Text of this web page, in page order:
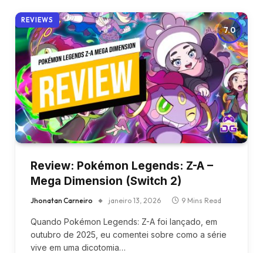
7.0
REVIEWS
Review: Pokémon Legends: Z-A –
Mega Dimension (Switch 2)
Jhonatan Carneiro janeiro 13, 2026 9 Mins Read
Quando Pokémon Legends: Z-A foi lançado, em
outubro de 2025, eu comentei sobre como a série
vive em uma dicotomia…